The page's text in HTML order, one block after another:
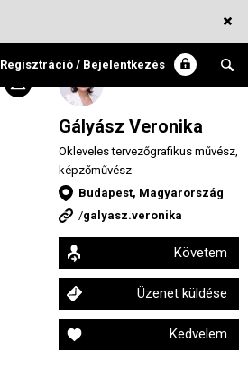
Regisztráció / Bejelentkezés
Gályász Veronika
Okleveles tervezőgrafikus művész,
képzőművész
Budapest, Magyarország
/galyasz.veronika
Követem
Üzenet küldése
Kedvelem